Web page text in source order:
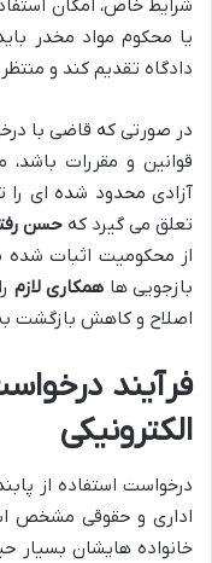
شرایط خاص، امکان
یا محکوم مواد مخدر
دادگاه تقدیم کند و
در صورتی که قاضی با
قوانین و مقررات باشد،
آزادی محدود شده ای را
تعلق می گیرد کهحسن
از محکومیت اثبات شده
بازجویی ها همکاری لازم
اصلاح و کاهش بازگشت
فرآیند
الکترونیکی
درخواست استفاده از
اداری و حقوقی مشخص
خانواده هایشان بسیار